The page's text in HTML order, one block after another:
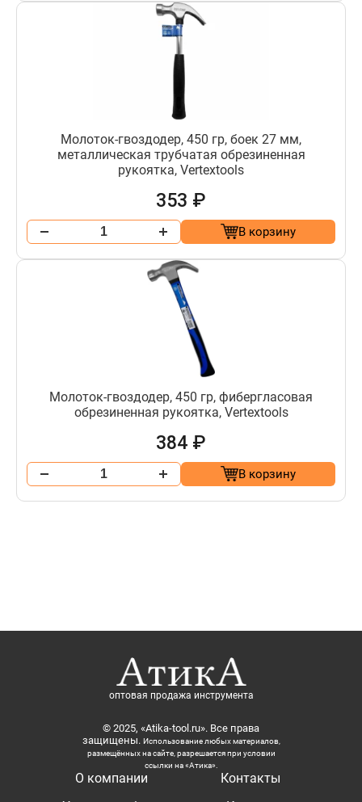
Молоток-гвоздодер, 450 гр, боек 27 мм,
металлическая трубчатая обрезиненная
рукоятка, Vertextools
353 ₽
В корзину
Молоток-гвоздодер, 450 гр, фибергласовая
обрезиненная рукоятка, Vertextools
384 ₽
В корзину
оптовая продажа инструмента
© 2025, «Atika-tool.ru». Все права
защищены. Использование любых материалов,
размещённых на сайте, разрешается при условии
ссылки на «Атика».
О компании
Контакты